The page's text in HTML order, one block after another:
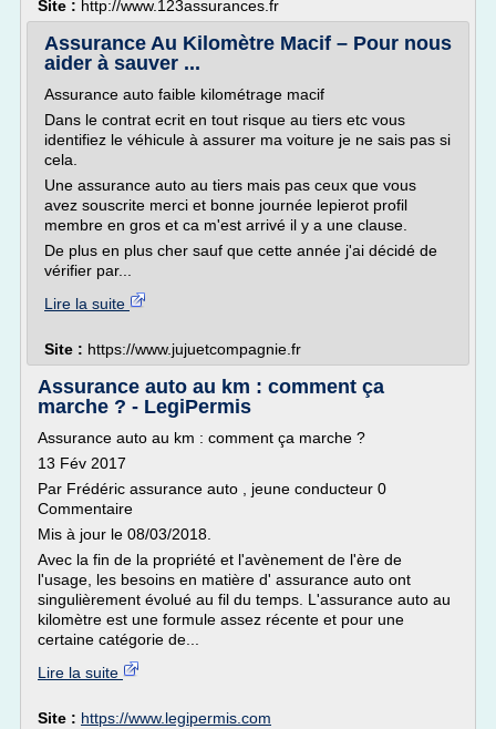
Site : http://www.123assurances.fr
Assurance Au Kilomètre Macif – Pour nous
aider à sauver ...
Assurance auto faible kilométrage macif
Dans le contrat ecrit en tout risque au tiers etc vous
identifiez le véhicule à assurer ma voiture je ne sais pas si
cela.
Une assurance auto au tiers mais pas ceux que vous
avez souscrite merci et bonne journée lepierot profil
membre en gros et ca m'est arrivé il y a une clause.
De plus en plus cher sauf que cette année j'ai décidé de
vérifier par...
Lire la suite
Site : https://www.jujuetcompagnie.fr
Assurance auto au km : comment ça
marche ? - LegiPermis
Assurance auto au km : comment ça marche ?
13 Fév 2017
Par Frédéric assurance auto , jeune conducteur 0
Commentaire
Mis à jour le 08/03/2018.
Avec la fin de la propriété et l'avènement de l'ère de
l'usage, les besoins en matière d' assurance auto ont
singulièrement évolué au fil du temps. L'assurance auto au
kilomètre est une formule assez récente et pour une
certaine catégorie de...
Lire la suite
Site : https://www.legipermis.com